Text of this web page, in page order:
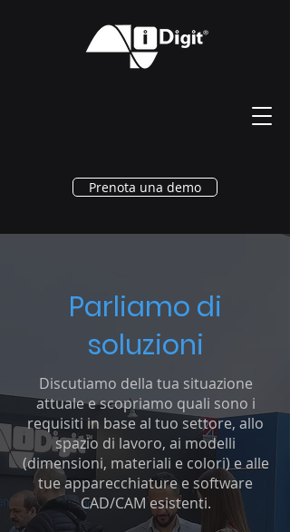
Prenota una demo
Parliamo di
soluzioni
Discutiamo della tua situazione
attuale e scopriamo quali sono i
requisiti in base al tuo settore, allo
spazio di lavoro, ai modelli
(dimensioni, materiali e colori) e alle
tue apparecchiature e software
CAD/CAM esistenti.